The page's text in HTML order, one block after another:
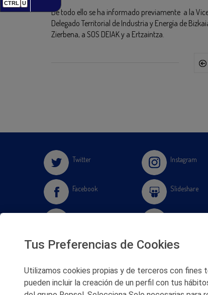
CTRL U
De todo ello se ha informado previamente a la
Delegado Territorial de Industria y Energía de
Zierbena, a SOS DEIAK y a Ertzaintza.
Twitter
Facebook
Flickr
Instagram
Slideshare
Tus Preferencias de Cookies
Utilizamos cookies propias y de terceros con fines
pueden incluir la creación de un perfil con tus